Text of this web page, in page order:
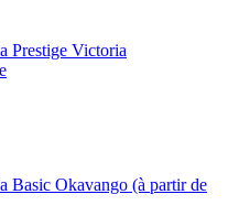
Prestige Victoria
Basic Okavango (à partir de